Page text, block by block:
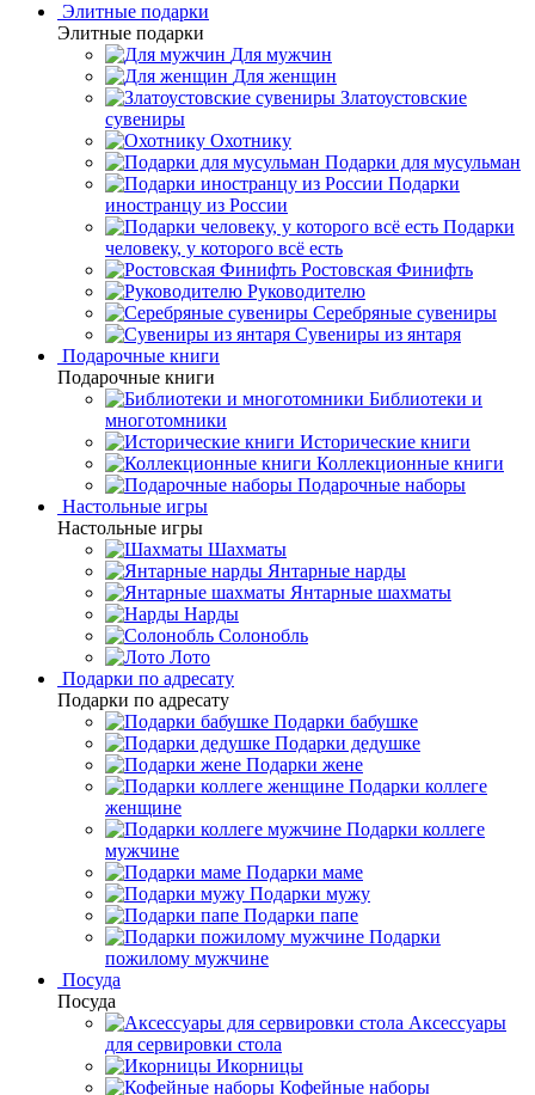
Элитные подарки
Элитные подарки
Для мужчин
Для женщин
Златоустовские
сувениры
Охотнику
Подарки для мусульман
Подарки
иностранцу из России
Подарки
человеку, у которого всё есть
Ростовская Финифть
Руководителю
Серебряные сувениры
Сувениры из янтаря
Подарочные книги
Подарочные книги
Библиотеки и
многотомники
Исторические книги
Коллекционные книги
Подарочные наборы
Настольные игры
Настольные игры
Шахматы
Янтарные нарды
Янтарные шахматы
Нарды
Солонобль
Лото
Подарки по адресату
Подарки по адресату
Подарки бабушке
Подарки дедушке
Подарки жене
Подарки коллеге
женщине
Подарки коллеге
мужчине
Подарки маме
Подарки мужу
Подарки папе
Подарки
пожилому мужчине
Посуда
Посуда
Аксессуары
для сервировки стола
Икорницы
Кофейные наборы